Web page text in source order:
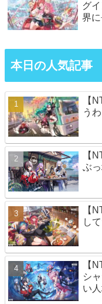
グ
界
本日の人気記事
【
うわ
【
ぶ
【
し
【
シ
い